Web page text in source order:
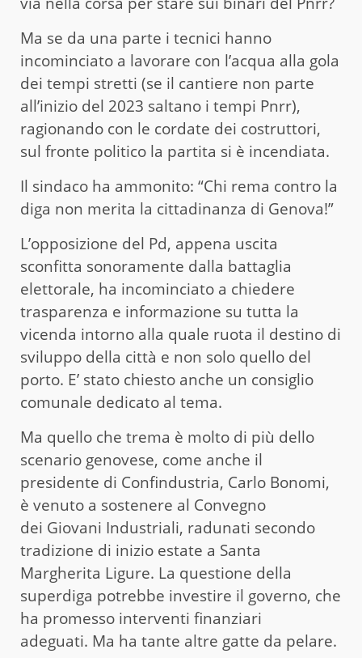
Ma se da una parte i tecnici hanno
incominciato a lavorare con l’acqua alla gola
dei tempi stretti (se il cantiere non parte
all’inizio del 2023 saltano i tempi Pnrr),
ragionando con le cordate dei costruttori,
sul fronte politico la partita si è incendiata.
Il sindaco ha ammonito: “Chi rema contro la
diga non merita la cittadinanza di Genova!”
L’opposizione del Pd, appena uscita
sconfitta sonoramente dalla battaglia
elettorale, ha incominciato a chiedere
trasparenza e informazione su tutta la
vicenda intorno alla quale ruota il destino di
sviluppo della città e non solo quello del
porto. E’ stato chiesto anche un consiglio
comunale dedicato al tema.
Ma quello che trema è molto di più dello
scenario genovese, come anche il
presidente di Confindustria, Carlo Bonomi,
è venuto a sostenere al Convegno
dei Giovani Industriali, radunati secondo
tradizione di inizio estate a Santa
Margherita Ligure. La questione della
superdiga potrebbe investire il governo, che
ha promesso interventi finanziari
adeguati. Ma ha tante altre gatte da pelare.